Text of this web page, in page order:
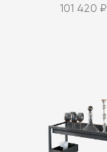
101 420 ₽